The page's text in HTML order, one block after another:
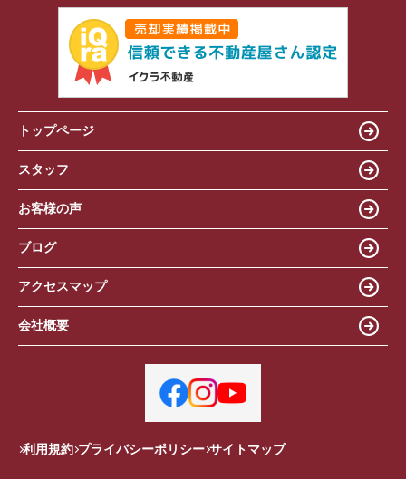
トップページ
スタッフ
お客様の声
ブログ
アクセスマップ
会社概要
利用規約 プライバシーポリシー サイトマップ